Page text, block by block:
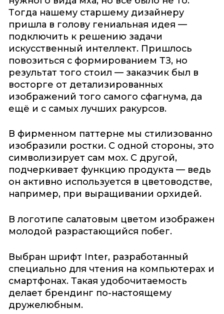
Тогда нашему старшему дизайнеру
пришла в голову гениальная идея —
подключить к решению задачи
искусственный интеллект. Пришлось
повозиться с формированием ТЗ, но
результат того стоил — заказчик был в
восторге от детализированных
изображений того самого сфагнума, да
ещё и с самых лучших ракурсов.
В фирменном паттерне мы стилизованно
изобразили ростки. С одной стороны, это
символизирует сам мох. С другой,
подчеркивает функцию продукта — ведь
он активно используется в цветоводстве,
например, при выращивании орхидей.
В логотипе салатовым цветом изображен
молодой разрастающийся побег.
Выбран шрифт Inter, разработанный
специально для чтения на компьютерах и
смартфонах. Такая удобочитаемость
делает брендинг по-настоящему
дружелюбным.